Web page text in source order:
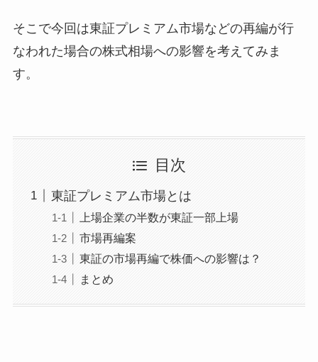
そこで今回は東証プレミアム市場などの再編が行
なわれた場合の株式相場への影響を考えてみま
す。
目次
東証プレミアム市場とは
上場企業の半数が東証一部上場
市場再編案
東証の市場再編で株価への影響は？
まとめ